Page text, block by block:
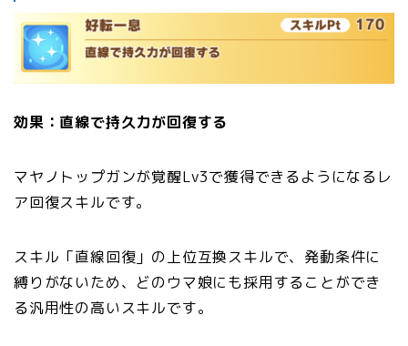
効果：直線で持久力が回復する
マヤノトップガンが覚醒Lv3で獲得できるようになるレ
ア回復スキルです。
スキル「直線回復」の上位互換スキルで、発動条件に
縛りがないため、どのウマ娘にも採用することができ
る汎用性の高いスキルです。